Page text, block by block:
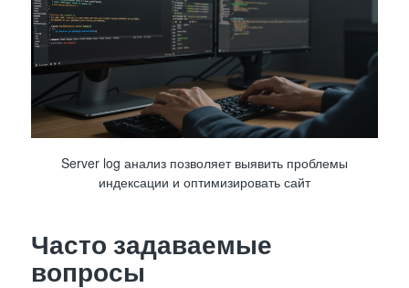
Server log анализ позволяет выявить проблемы
индексации и оптимизировать сайт
Часто задаваемые
вопросы